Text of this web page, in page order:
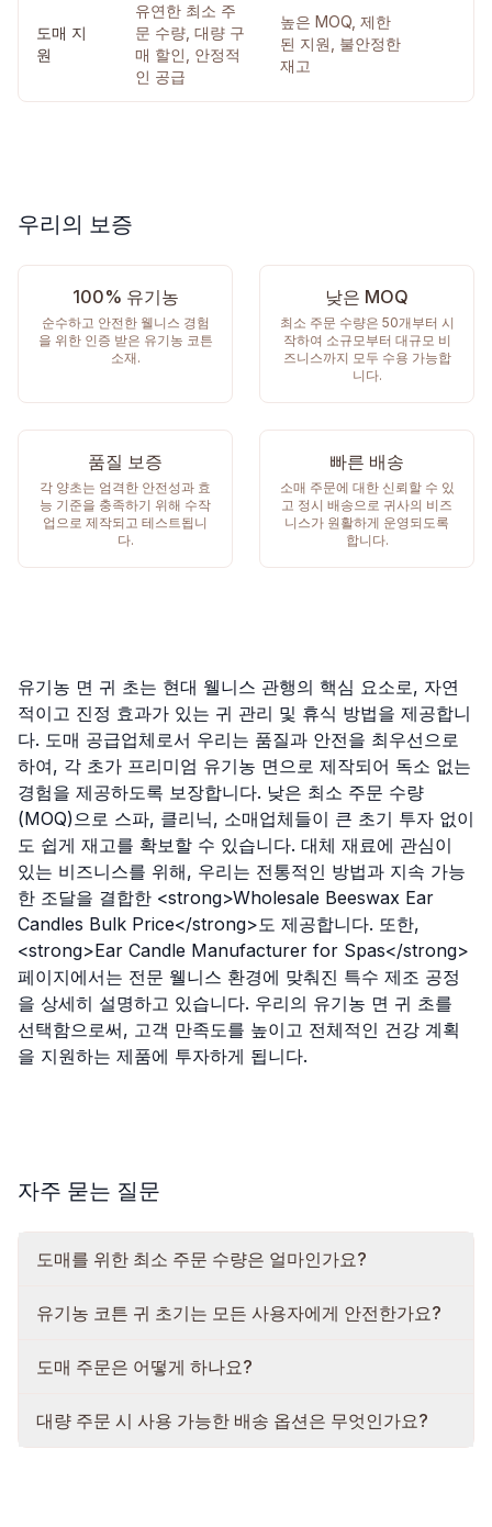
도매 지
원
유연한 최소 주
문 수량, 대량 구
매 할인, 안정적
인 공급
높은 MOQ, 제한
된 지원, 불안정한
재고
우리의 보증
100% 유기농
순수하고 안전한 웰니스 경험
을 위한 인증 받은 유기농 코튼
소재.
낮은 MOQ
최소 주문 수량은 50개부터 시
작하여 소규모부터 대규모 비
즈니스까지 모두 수용 가능합
니다.
품질 보증
각 양초는 엄격한 안전성과 효
능 기준을 충족하기 위해 수작
업으로 제작되고 테스트됩니
다.
빠른 배송
소매 주문에 대한 신뢰할 수 있
고 정시 배송으로 귀사의 비즈
니스가 원활하게 운영되도록
합니다.
유기농 면 귀 초는 현대 웰니스 관행의 핵심 요소로, 자연
적이고 진정 효과가 있는 귀 관리 및 휴식 방법을 제공합니
다. 도매 공급업체로서 우리는 품질과 안전을 최우선으로
하여, 각 초가 프리미엄 유기농 면으로 제작되어 독소 없는
경험을 제공하도록 보장합니다. 낮은 최소 주문 수량
(MOQ)으로 스파, 클리닉, 소매업체들이 큰 초기 투자 없이
도 쉽게 재고를 확보할 수 있습니다. 대체 재료에 관심이
있는 비즈니스를 위해, 우리는 전통적인 방법과 지속 가능
한 조달을 결합한 <strong>Wholesale Beeswax Ear
Candles Bulk Price</strong>도 제공합니다. 또한,
<strong>Ear Candle Manufacturer for Spas</strong>
페이지에서는 전문 웰니스 환경에 맞춰진 특수 제조 공정
을 상세히 설명하고 있습니다. 우리의 유기농 면 귀 초를
선택함으로써, 고객 만족도를 높이고 전체적인 건강 계획
을 지원하는 제품에 투자하게 됩니다.
자주 묻는 질문
도매를 위한 최소 주문 수량은 얼마인가요?
유기농 코튼 귀 초기는 모든 사용자에게 안전한가요?
도매 주문은 어떻게 하나요?
대량 주문 시 사용 가능한 배송 옵션은 무엇인가요?